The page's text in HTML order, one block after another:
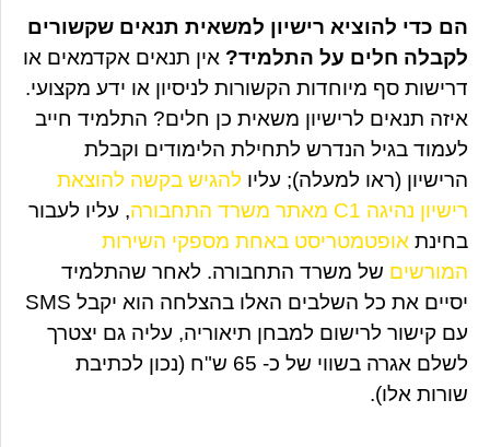
הם כדי להוציא רישיון למשאית תנאים שקשורים
לקבלה חלים על התלמיד? אין תנאים אקדמאים או
דרישות סף מיוחדות הקשורות לניסיון או ידע מקצועי.
איזה תנאים לרישיון משאית כן חלים? התלמיד חייב
לעמוד בגיל הנדרש לתחילת הלימודים וקבלת
הרישיון (ראו למעלה); עליו להגיש בקשה להוצאת
רישיון נהיגה C1 מאתר משרד התחבורה
, עליו לעבור
בחינת אופטמטריסט באחת מספקי השירות
המורשים של משרד התחבורה. לאחר שהתלמיד
יסיים את כל השלבים האלו בהצלחה הוא יקבל SMS
עם קישור לרישום למבחן תיאוריה, עליה גם יצטרך
לשלם אגרה בשווי של כ- 65 ש"ח (נכון לכתיבת
שורות אלו).